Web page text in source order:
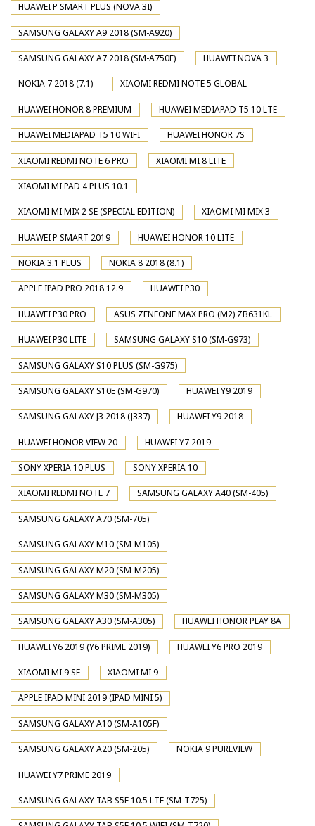
HUAWEI P SMART PLUS (NOVA 3I)
SAMSUNG GALAXY A9 2018 (SM-A920)
SAMSUNG GALAXY A7 2018 (SM-A750F) HUAWEI NOVA 3
NOKIA 7 2018 (7.1) XIAOMI REDMI NOTE 5 GLOBAL
HUAWEI HONOR 8 PREMIUM HUAWEI MEDIAPAD T5 10 LTE
HUAWEI MEDIAPAD T5 10 WIFI HUAWEI HONOR 7S
XIAOMI REDMI NOTE 6 PRO XIAOMI MI 8 LITE
XIAOMI MI PAD 4 PLUS 10.1
XIAOMI MI MIX 2 SE (SPECIAL EDITION) XIAOMI MI MIX 3
HUAWEI P SMART 2019 HUAWEI HONOR 10 LITE
NOKIA 3.1 PLUS NOKIA 8 2018 (8.1)
APPLE IPAD PRO 2018 12.9 HUAWEI P30
HUAWEI P30 PRO ASUS ZENFONE MAX PRO (M2) ZB631KL
HUAWEI P30 LITE SAMSUNG GALAXY S10 (SM-G973)
SAMSUNG GALAXY S10 PLUS (SM-G975)
SAMSUNG GALAXY S10E (SM-G970) HUAWEI Y9 2019
SAMSUNG GALAXY J3 2018 (J337) HUAWEI Y9 2018
HUAWEI HONOR VIEW 20 HUAWEI Y7 2019
SONY XPERIA 10 PLUS SONY XPERIA 10
XIAOMI REDMI NOTE 7 SAMSUNG GALAXY A40 (SM-405)
SAMSUNG GALAXY A70 (SM-705)
SAMSUNG GALAXY M10 (SM-M105)
SAMSUNG GALAXY M20 (SM-M205)
SAMSUNG GALAXY M30 (SM-M305)
SAMSUNG GALAXY A30 (SM-A305) HUAWEI HONOR PLAY 8A
HUAWEI Y6 2019 (Y6 PRIME 2019) HUAWEI Y6 PRO 2019
XIAOMI MI 9 SE XIAOMI MI 9
APPLE IPAD MINI 2019 (IPAD MINI 5)
SAMSUNG GALAXY A10 (SM-A105F)
SAMSUNG GALAXY A20 (SM-205) NOKIA 9 PUREVIEW
HUAWEI Y7 PRIME 2019
SAMSUNG GALAXY TAB S5E 10.5 LTE (SM-T725)